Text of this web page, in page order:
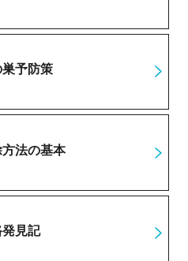
予防策
法の基本
見記